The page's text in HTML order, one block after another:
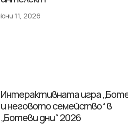
юни 11, 2026
Интерактивната игра
и неговото семейство“ в
„Ботеви дни“ 2026